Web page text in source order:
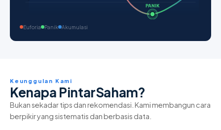
PANIK
Euforia Panik Akumulasi
Keunggulan Kami
Kenapa PintarSaham?
Bukan sekadar tips dan rekomendasi. Kami membangun cara
berpikir yang sistematis dan berbasis data.